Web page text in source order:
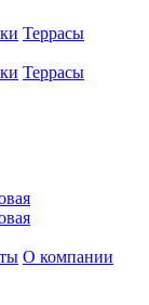
Террасы
Террасы
О компании